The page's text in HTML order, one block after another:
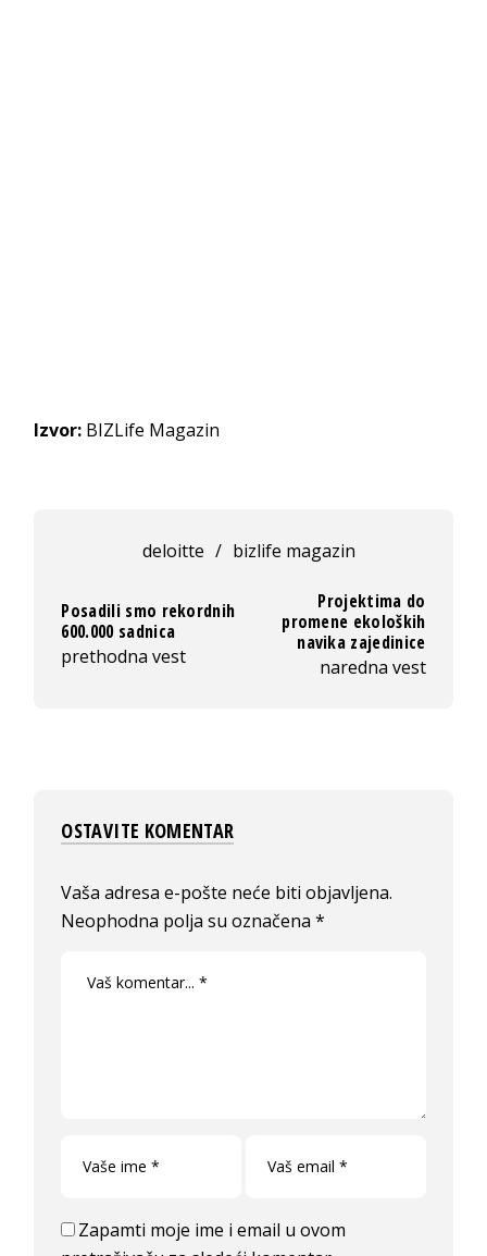
Izvor: BIZLife Magazin
deloitte / bizlife magazin
Posadili smo rekordnih
600.000 sadnica
prethodna vest
Projektima do
promene ekoloških
navika zajedinice
naredna vest
OSTAVITE KOMENTAR
Vaša adresa e-pošte neće biti objavljena.
Neophodna polja su označena*
Zapamti moje ime i email u ovom